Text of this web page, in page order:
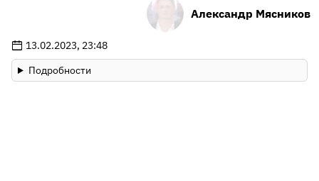
Александр Мясников
13.02.2023, 23:48
Подробности